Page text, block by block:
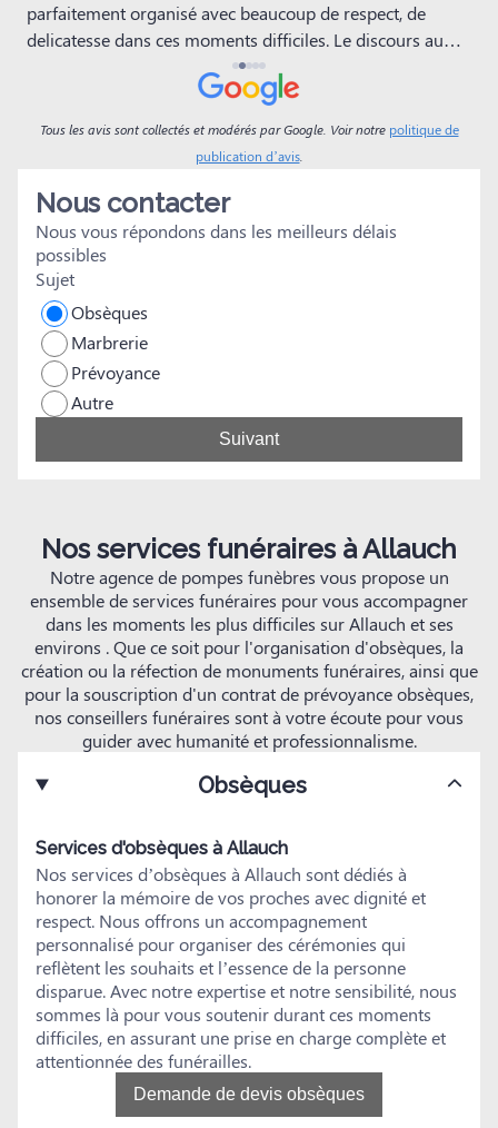
parfaitement organisé avec beaucoup de respect, de
delicatesse dans ces moments difficiles. Le discours au
cimetière avec la décoration restera dans nos mémoires.
Tous les avis sont collectés et modérés par Google. Voir notre politique de
publication d’avis.
Nous contacter
Nous vous répondons dans les meilleurs délais
possibles
Sujet
Obsèques
Marbrerie
Prévoyance
Autre
Suivant
Nos services funéraires à Allauch
Notre agence de pompes funèbres vous propose un
ensemble de services funéraires pour vous accompagner
dans les moments les plus difficiles sur Allauch et ses
environs . Que ce soit pour l'organisation d'obsèques, la
création ou la réfection de monuments funéraires, ainsi que
pour la souscription d'un contrat de prévoyance obsèques,
nos conseillers funéraires sont à votre écoute pour vous
guider avec humanité et professionnalisme.
Obsèques
Services d'obsèques à Allauch
Nos services d’obsèques à Allauch sont dédiés à
honorer la mémoire de vos proches avec dignité et
respect. Nous offrons un accompagnement
personnalisé pour organiser des cérémonies qui
reflètent les souhaits et l’essence de la personne
disparue. Avec notre expertise et notre sensibilité, nous
sommes là pour vous soutenir durant ces moments
difficiles, en assurant une prise en charge complète et
attentionnée des funérailles.
Demande de devis obsèques